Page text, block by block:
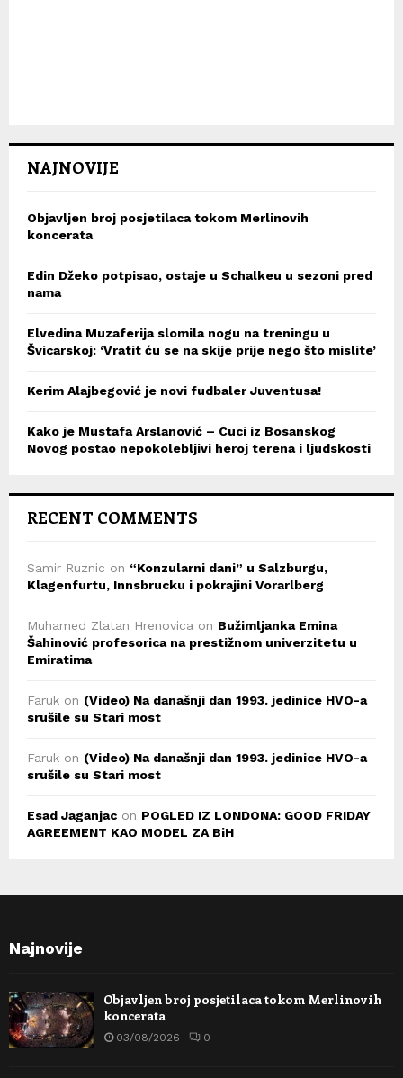
NAJNOVIJE
Objavljen broj posjetilaca tokom Merlinovih
koncerata
Edin Džeko potpisao, ostaje u Schalkeu u sezoni pred
nama
Elvedina Muzaferija slomila nogu na treningu u
Švicarskoj: ‘Vratit ću se na skije prije nego što mislite’
Kerim Alajbegović je novi fudbaler Juventusa!
Kako je Mustafa Arslanović – Cuci iz Bosanskog
Novog postao nepokolebljivi heroj terena i ljudskosti
RECENT COMMENTS
Samir Ruznic on “Konzularni dani” u Salzburgu,
Klagenfurtu, Innsbrucku i pokrajini Vorarlberg
Muhamed Zlatan Hrenovica on Bužimljanka Emina
Šahinović profesorica na prestižnom univerzitetu u
Emiratima
Faruk on (Video) Na današnji dan 1993. jedinice HVO-a
srušile su Stari most
Faruk on (Video) Na današnji dan 1993. jedinice HVO-a
srušile su Stari most
Esad Jaganjac on POGLED IZ LONDONA: GOOD FRIDAY
AGREEMENT KAO MODEL ZA BiH
Najnovije
Objavljen broj posjetilaca tokom Merlinovih
koncerata
03/08/2026 0